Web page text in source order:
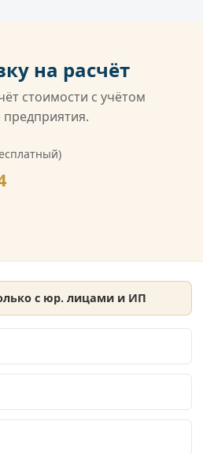
лицензию Росгидромета
на деятельность в
включающую
Также имеется допуск
экологических
лицензии
ознакомиться на сайте.
на расчёт
стоимости с учётом
с юр. лицами и ИП